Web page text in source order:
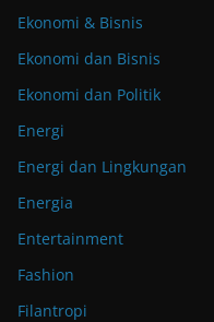
Ekonomi & Bisnis
Ekonomi dan Bisnis
Ekonomi dan Politik
Energi
Energi dan Lingkungan
Energia
Entertainment
Fashion
Filantropi